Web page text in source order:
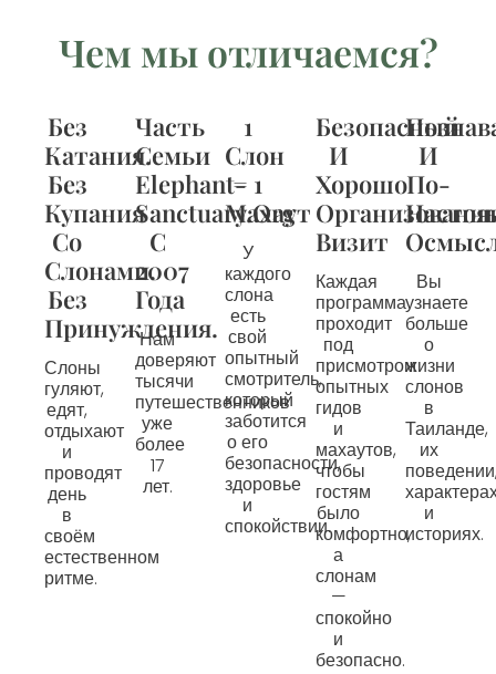
Чем мы отличаемся?
Без
Катания.
Без
Купания
Со
Слонами.
Без
Принуждения.
Слоны
гуляют,
едят,
отдыхают
и
проводят
день
в
своём
естественном
ритме.
Часть
Семьи
Elephant-
Sanctuary.org
С
2007
Года
Нам
доверяют
тысячи
путешественников
уже
более
17
лет.
1
Слон
= 1
Махаут
У
каждого
слона
есть
свой
опытный
смотритель,
который
заботится
о его
безопасности,
здоровье
и
спокойствии.
Безопасный
И
Хорошо
Визит
Каждая
программа
проходит
под
присмотром
опытных
гидов
и
махаутов,
чтобы
гостям
было
комфортно,
а
слонам
—
спокойно
и
безопасно.
И
По-
Вы
узнаете
больше
о
жизни
слонов
в
Таиланде,
их
и
историях.